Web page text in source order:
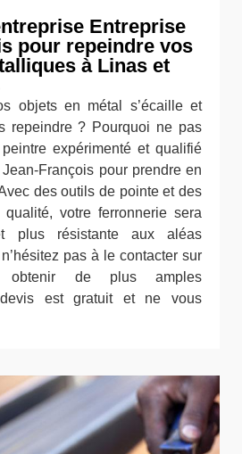
Entreprise
pour repeindre vos
à Linas et
objets en métal s’écaille et
repeindre ? Pourquoi ne pas
expérimenté et qualifié
François pour prendre en
des outils de pointe et des
votre ferronnerie sera
plus résistante aux aléas
pas à le contacter sur
obtenir de plus amples
devis est gratuit et ne vous